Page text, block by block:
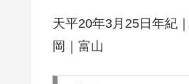
天平20年3月25日年紀
岡｜富山